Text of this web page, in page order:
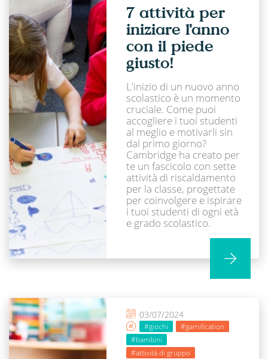
7 attività per
iniziare l'anno
con il piede
giusto!
L'inizio di un nuovo anno
scolastico è un momento
cruciale. Come puoi
accogliere i tuoi studenti
al meglio e motivarli sin
dal primo giorno?
Cambridge ha creato per
te un fascicolo con sette
attività di riscaldamento
per la classe, progettate
per coinvolgere e ispirare
i tuoi studenti di ogni età
e grado scolastico.
03/07/2024
#giochi
#gamification
#bambini
#attività di gruppo